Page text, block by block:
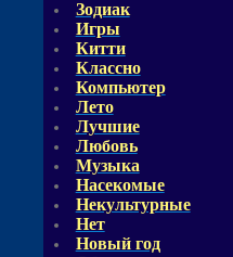
Зодиак
Игры
Китти
Классно
Компьютер
Лето
Лучшие
Любовь
Музыка
Насекомые
Некультурные
Нет
Новый год